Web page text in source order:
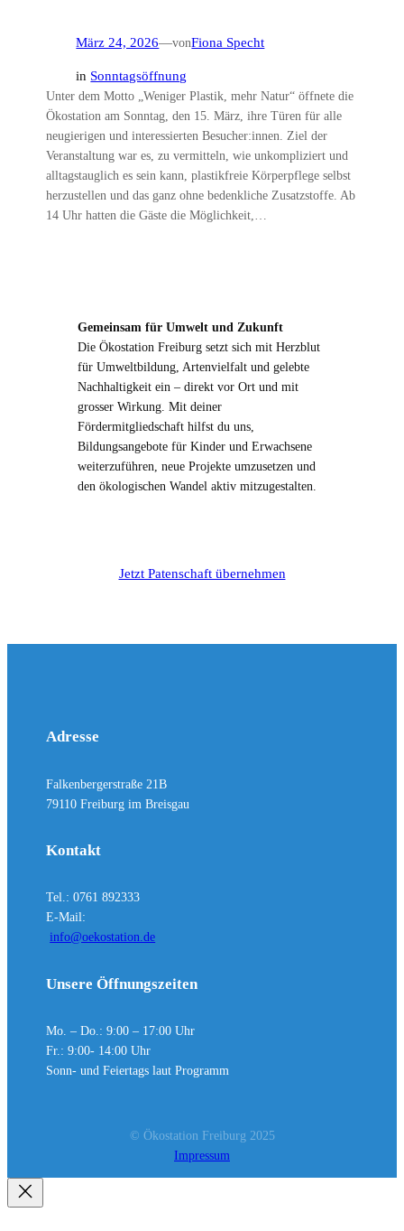
März 24, 2026—vonFiona Specht
in Sonntagsöffnung
Unter dem Motto „Weniger Plastik, mehr Natur“ öffnete die
Ökostation am Sonntag, den 15. März, ihre Türen für alle
neugierigen und interessierten Besucher:innen. Ziel der
Veranstaltung war es, zu vermitteln, wie unkompliziert und
alltagstauglich es sein kann, plastikfreie Körperpflege selbst
herzustellen und das ganz ohne bedenkliche Zusatzstoffe. Ab
14 Uhr hatten die Gäste die Möglichkeit,…
Gemeinsam für Umwelt und Zukunft
Die Ökostation Freiburg setzt sich mit Herzblut
für Umweltbildung, Artenvielfalt und gelebte
Nachhaltigkeit ein – direkt vor Ort und mit
grosser Wirkung. Mit deiner
Fördermitgliedschaft hilfst du uns,
Bildungsangebote für Kinder und Erwachsene
weiterzuführen, neue Projekte umzusetzen und
den ökologischen Wandel aktiv mitzugestalten.
Jetzt Patenschaft übernehmen
Adresse
Falkenbergerstraße 21B
79110 Freiburg im Breisgau
Kontakt
Tel.: 0761 892333
E-Mail:
info@oekostation.de
Unsere Öffnungszeiten
Mo. – Do.: 9:00 – 17:00 Uhr
Fr.: 9:00- 14:00 Uhr
Sonn- und Feiertags laut Programm
© Ökostation Freiburg 2025
Impressum